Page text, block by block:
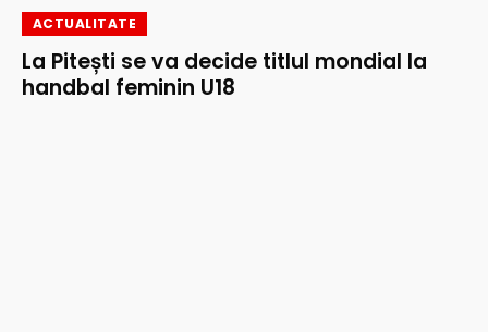
ACTUALITATE
La Pitești se va decide titlul mondial la
handbal feminin U18